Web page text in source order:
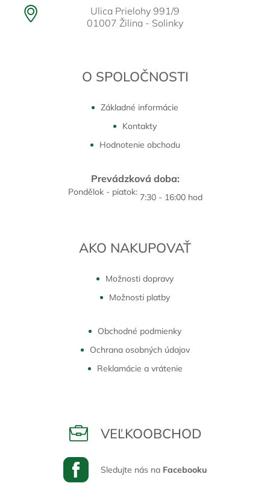
Ulica Prielohy 991/9
01007 Žilina - Solinky
O SPOLOČNOSTI
Základné informácie
Kontakty
Hodnotenie obchodu
Prevádzková doba:
Pondělok - piatok: 7:30 - 16:00 hod
AKO NAKUPOVAŤ
Možnosti dopravy
Možnosti platby
Obchodné podmienky
Ochrana osobných údajov
Reklamácie a vrátenie
VEĽKOOBCHOD
Sledujte nás na Facebooku